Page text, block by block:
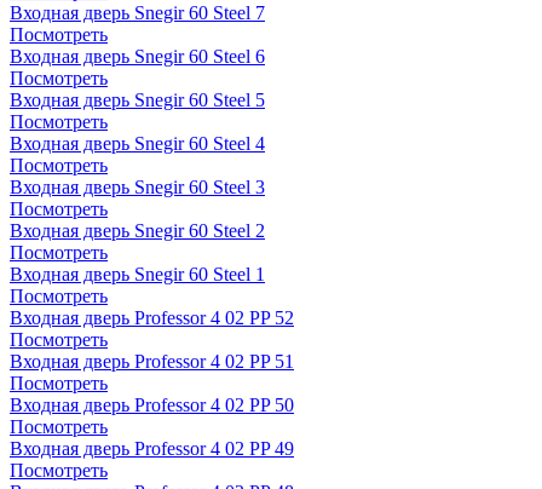
Входная дверь Snegir 60 Steel 7
Посмотреть
Входная дверь Snegir 60 Steel 6
Посмотреть
Входная дверь Snegir 60 Steel 5
Посмотреть
Входная дверь Snegir 60 Steel 4
Посмотреть
Входная дверь Snegir 60 Steel 3
Посмотреть
Входная дверь Snegir 60 Steel 2
Посмотреть
Входная дверь Snegir 60 Steel 1
Посмотреть
Входная дверь Professor 4 02 PP 52
Посмотреть
Входная дверь Professor 4 02 PP 51
Посмотреть
Входная дверь Professor 4 02 PP 50
Посмотреть
Входная дверь Professor 4 02 PP 49
Посмотреть